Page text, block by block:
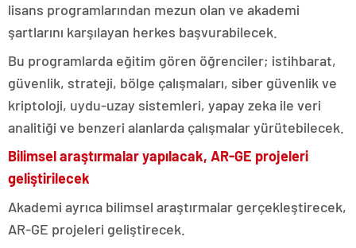
lisans programlarından mezun olan ve akademi
şartlarını karşılayan herkes başvurabilecek.
Bu programlarda eğitim gören öğrenciler; istihbarat,
güvenlik, strateji, bölge çalışmaları, siber güvenlik ve
kriptoloji, uydu-uzay sistemleri, yapay zeka ile veri
analitiği ve benzeri alanlarda çalışmalar yürütebilecek.
Bilimsel araştırmalar yapılacak, AR-GE projeleri
geliştirilecek
Akademi ayrıca bilimsel araştırmalar gerçekleştirecek,
AR-GE projeleri geliştirecek.